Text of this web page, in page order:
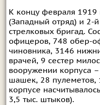
К концу февраля 1919
(Западный отряд) и 2-
стрелковых бригад.
офицеров, 748 обер-
чиновника, 3146
врачей, 9 сестер
вооружении корпуса
шашек, 28
корпусе
3,5 тыс. штыков).